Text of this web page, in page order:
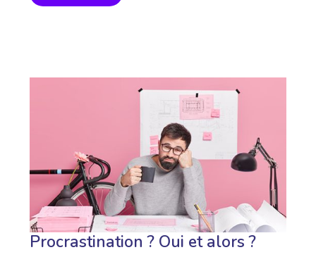
Procrastination ? Oui et alors ?